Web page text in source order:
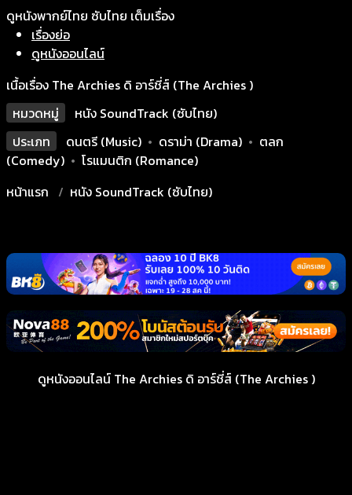
ดูหนังพากย์ไทย ซับไทย เต็มเรื่อง
เรื่องย่อ
ดูหนังออนไลน์
เนื้อเรื่อง The Archies ดิ อาร์ชี่ส์ (The Archies )
หมวดหมู่
หนัง SoundTrack (ซับไทย)
ประเภท
ดนตรี (Music) • ดราม่า (Drama) • ตลก
(Comedy) • โรแมนติก (Romance)
หน้าแรก
หนัง SoundTrack (ซับไทย)
ดูหนังออนไลน์ The Archies ดิ อาร์ชี่ส์ (The Archies )